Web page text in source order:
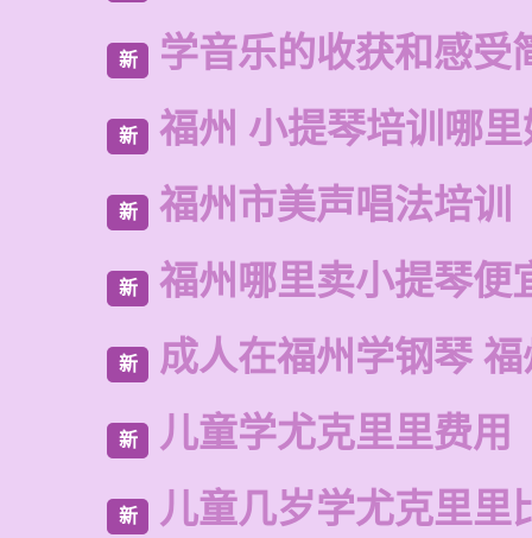
新 学音乐的收获和感受
新 福州 小提琴培训哪
新 福州市美声唱法培训
新 福州哪里卖小提琴便
新 成人在福州学钢琴
新 儿童学尤克里里费用
新 儿童几岁学尤克里里